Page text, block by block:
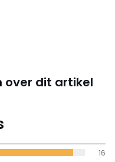
over dit artikel
bereikt
16